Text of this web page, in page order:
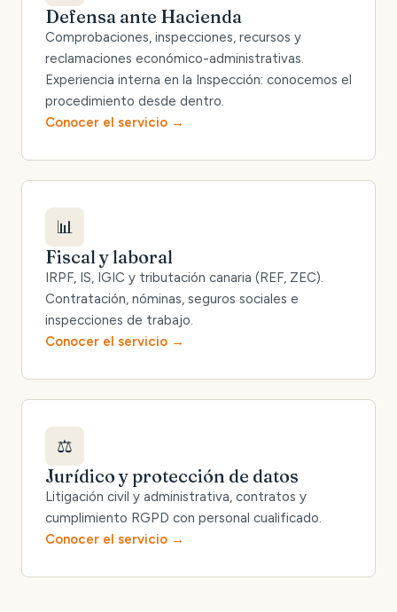
Defensa ante Hacienda
Comprobaciones, inspecciones, recursos y
reclamaciones económico-administrativas.
Experiencia interna en la Inspección: conocemos el
procedimiento desde dentro.
Conocer el servicio
📊
Fiscal y laboral
IRPF, IS, IGIC y tributación canaria (REF, ZEC).
Contratación, nóminas, seguros sociales e
inspecciones de trabajo.
Conocer el servicio
⚖️
Jurídico y protección de datos
Litigación civil y administrativa, contratos y
cumplimiento RGPD con personal cualificado.
Conocer el servicio